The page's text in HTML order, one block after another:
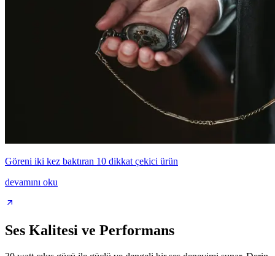
Göreni iki kez baktıran 10 dikkat çekici ürün
devamını oku
Ses Kalitesi ve Performans